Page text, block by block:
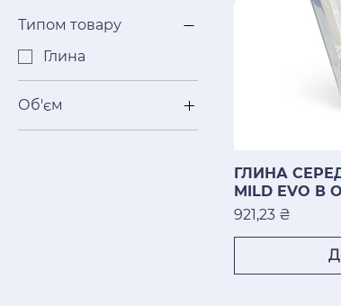
Типом товару
Глина
Об'єм
100 гр
ГЛИНА
MILD EVO В
Ціна
921,23 ₴